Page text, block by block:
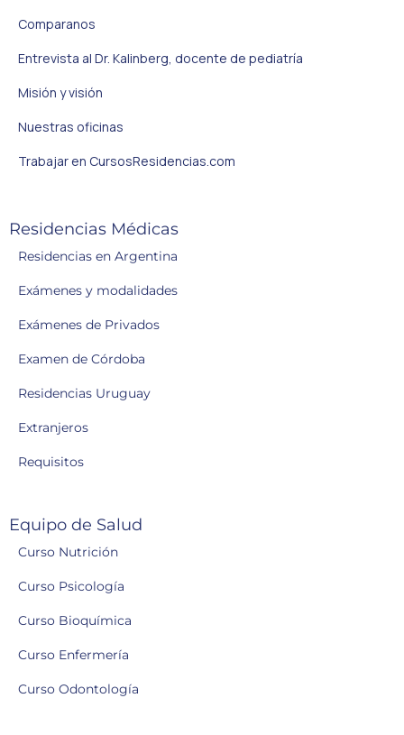
Comparanos
Entrevista al Dr. Kalinberg, docente de pediatría
Misión y visión
Nuestras oficinas
Trabajar en CursosResidencias.com
Residencias Médicas
Residencias en Argentina
Exámenes y modalidades
Exámenes de Privados
Examen de Córdoba
Residencias Uruguay
Extranjeros
Requisitos
Equipo de Salud
Curso Nutrición
Curso Psicología
Curso Bioquímica
Curso Enfermería
Curso Odontología